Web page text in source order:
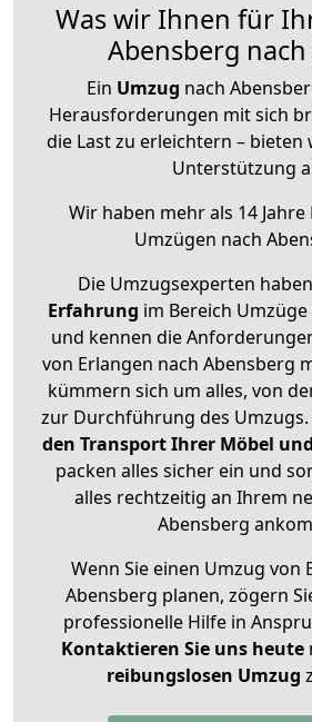
Was wir Ihnen für
Abensberg
Ein Umzug nach
Herausforderungen mit sich
die Last zu erleichtern –
Unterstützung
Wir haben mehr als 14
Umzügen nach
Die Umzugsexperten haben
Erfahrung im Bereich
und kennen die
von Erlangen nach Abensberg
kümmern sich um alles, von
zur Durchführung des Umzugs.
den Transport Ihrer Möbel
packen alles sicher ein und
alles rechtzeitig an Ihrem
Abensberg
Wenn Sie einen Umzug von
Abensberg planen, zögern
professionelle Hilfe in
Kontaktieren Sie uns heute
reibungslosen Umzug